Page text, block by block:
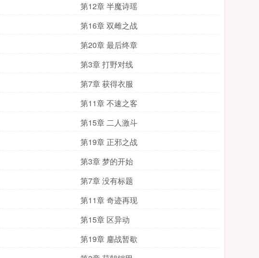
第12章 半魔诗瑶
第16章 双雌之战
第20章 最后终章
第3章 打野对线
第7章 获得衣服
第11章 不速之客
第15章 二人激斗
第19章 正邪之战
第3章 梦的开始
第7章 没有标题
第11章 奇迹再现
第15章 区异动
第19章 鏖战暂歇